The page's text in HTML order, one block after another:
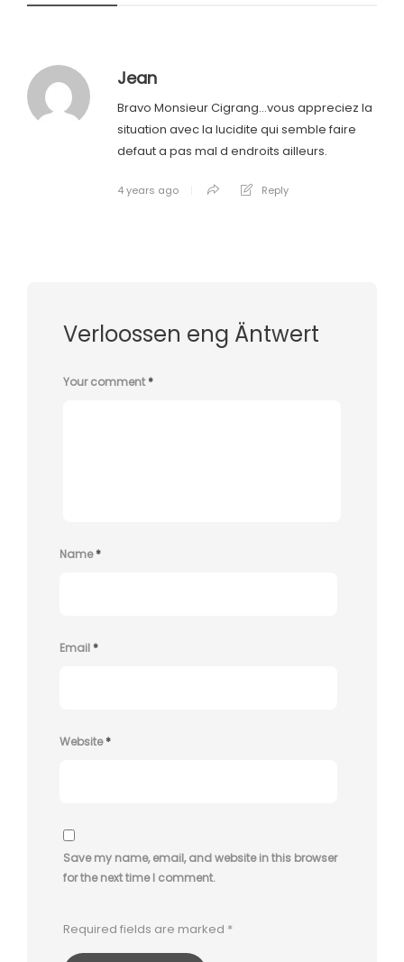
Jean
Bravo Monsieur Cigrang…vous appreciez la
situation avec la lucidite qui semble faire
defaut a pas mal d endroits ailleurs.
4 years ago Reply
Verloossen eng Äntwert
Your comment*
Name*
Email*
Website*
Save my name, email, and website in this browser
for the next time I comment.
Required fields are marked *